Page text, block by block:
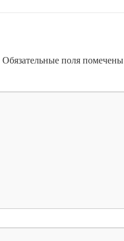
Обязательные поля помечены